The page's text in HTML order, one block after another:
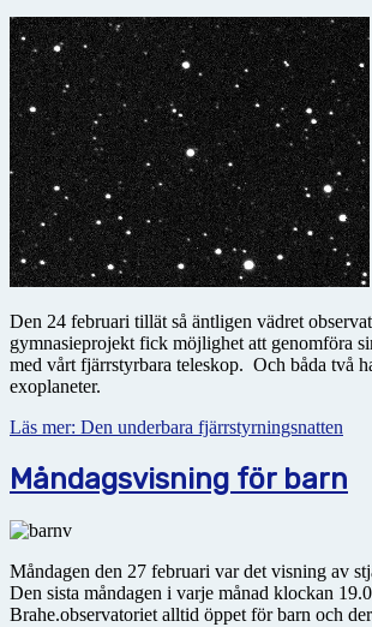
Den 24 februari tillät så äntligen vädret
gymnasieprojekt fick möjlighet att genomföra
med vårt fjärrstyrbara teleskop. Och båda två
exoplaneter.
Läs mer: Den underbara fjärrstyrningsnatten
Måndagsvisning för barn
Måndagen den 27 februari var det visning av
Den sista måndagen i varje månad klockan
Brahe.observatoriet alltid öppet för barn och